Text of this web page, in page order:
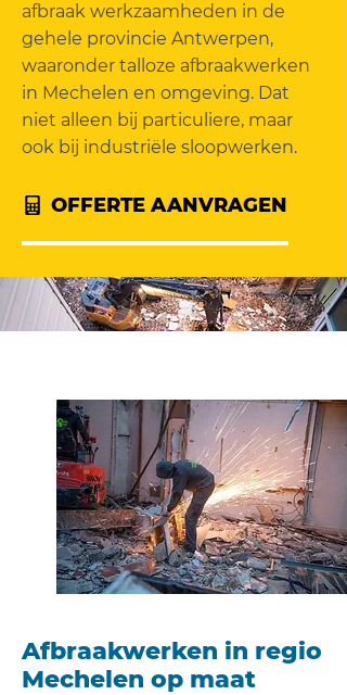
afbraak werkzaamheden in de
gehele provincie Antwerpen,
waaronder talloze afbraakwerken
in Mechelen en omgeving. Dat
niet alleen bij particuliere, maar
ook bij industriële sloopwerken.
OFFERTE AANVRAGEN
Afbraakwerken in regio
Mechelen op maat